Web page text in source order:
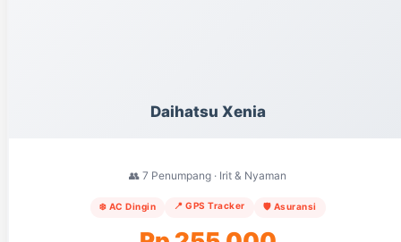
Daihatsu Xenia
👥 7 Penumpang · Irit & Nyaman
❄️ AC Dingin 📍 GPS Tracker 🛡️ Asuransi